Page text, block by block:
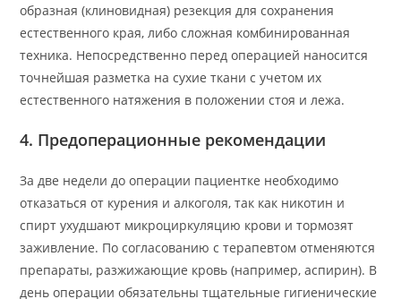
образная (клиновидная) резекция для сохранения
естественного края, либо сложная комбинированная
техника. Непосредственно перед операцией наносится
точнейшая разметка на сухие ткани с учетом их
естественного натяжения в положении стоя и лежа.
4. Предоперационные рекомендации
За две недели до операции пациентке необходимо
отказаться от курения и алкоголя, так как никотин и
спирт ухудшают микроциркуляцию крови и тормозят
заживление. По согласованию с терапевтом отменяются
препараты, разжижающие кровь (например, аспирин). В
день операции обязательны тщательные гигиенические